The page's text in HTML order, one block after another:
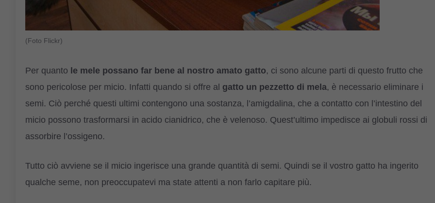
(Foto Flickr)
Per quanto le mele possano far bene al nostro amato gatto, ci sono alcune parti di questo frutto che
sono pericolose per micio. Infatti quando si offre al gatto un pezzetto di mela, è necessario eliminare i
semi. Ciò perché questi ultimi contengono una sostanza, l’amigdalina, che a contatto con l’intestino del
micio possono trasformarsi in acido cianidrico, che è velenoso. Quest’ultimo impedisce ai globuli rossi di
assorbire l’ossigeno.
Tutto ciò avviene se il micio ingerisce una grande quantità di semi. Quindi se il vostro gatto ha ingerito
qualche seme, non preoccupatevi ma state attenti a non farlo capitare più.